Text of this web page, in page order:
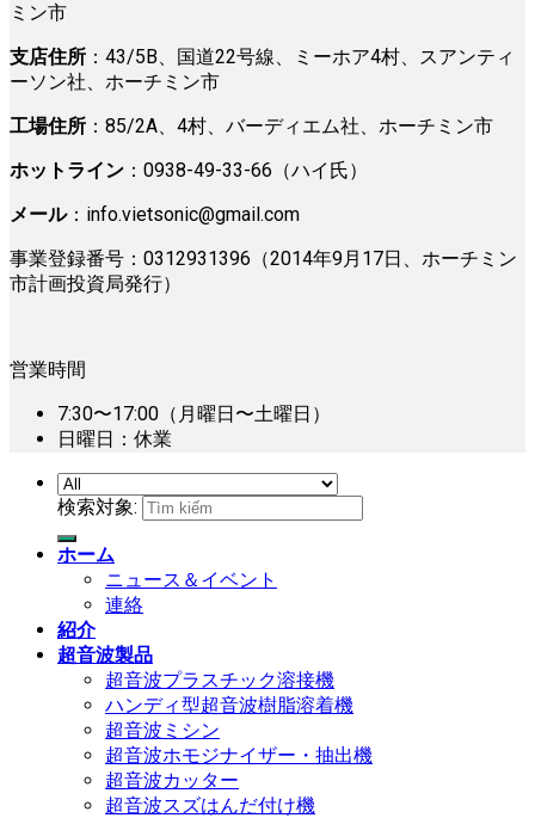
ミン市
支店住所 ：43/5B、国道22号線、ミーホア4村、スアンティ
ーソン社、ホーチミン市
工場住所 ：85/2A、4村、バーディエム社、ホーチミン市
ホットライン ：0938-49-33-66（ハイ氏）
メール： info.vietsonic@gmail.com
事業登録番号：0312931396（2014年9月17日、ホーチミン
市計画投資局発行）
営業時間
7:30〜17:00（月曜日〜土曜日）
日曜日：休業
検索対象:
ホーム
ニュース＆イベント
連絡
紹介
超音波製品
超音波プラスチック溶接機
ハンディ型超音波樹脂溶着機
超音波ミシン
超音波ホモジナイザー・抽出機
超音波カッター
超音波スズはんだ付け機